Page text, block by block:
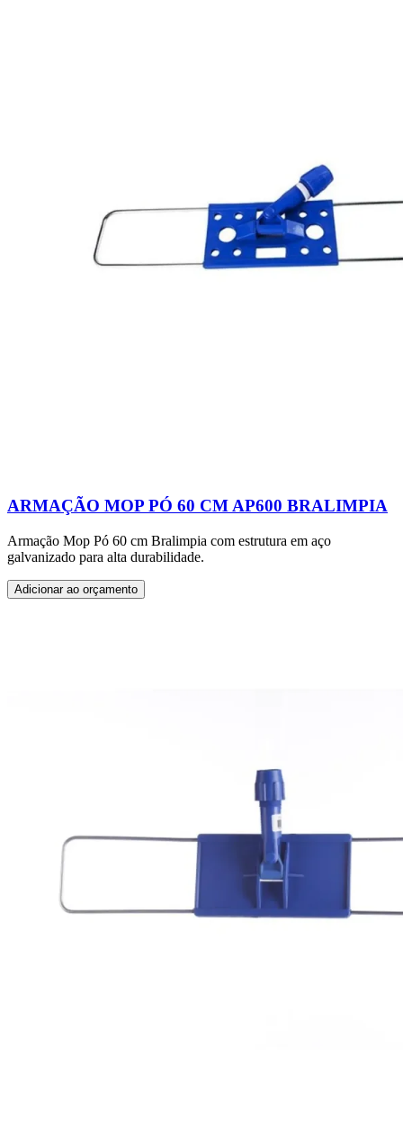
ARMAÇÃO MOP PÓ 60 CM AP600 BRALIMPIA
Armação Mop Pó 60 cm Bralimpia com estrutura em aço
galvanizado para alta durabilidade.
Adicionar ao orçamento